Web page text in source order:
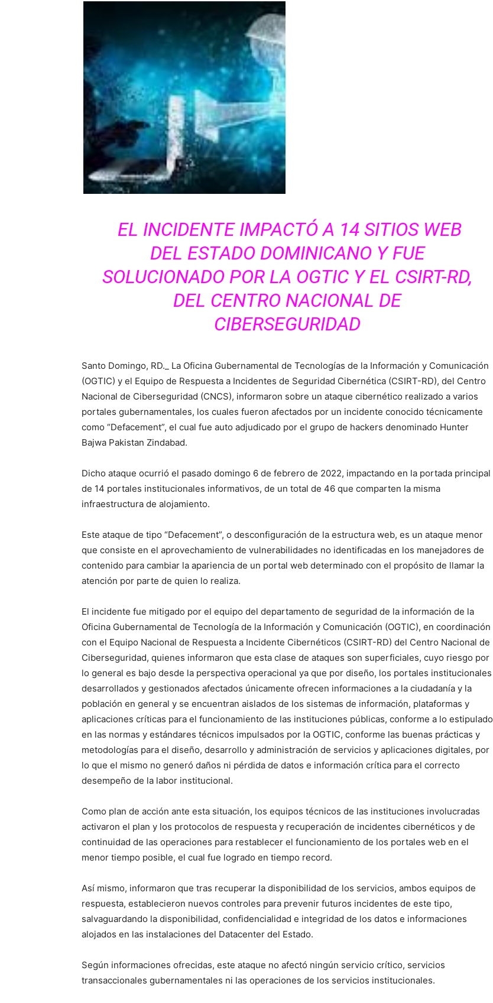
EL INCIDENTE IMPACTÓ A 14 SITIOS WEB
DEL ESTADO DOMINICANO Y FUE
SOLUCIONADO POR LA OGTIC Y EL CSIRT-RD,
DEL CENTRO NACIONAL DE
CIBERSEGURIDAD
Santo Domingo, RD._ La Oficina Gubernamental de Tecnologías de la Información y Comunicación
(OGTIC) y el Equipo de Respuesta a Incidentes de Seguridad Cibernética (CSIRT-RD), del Centro
Nacional de Ciberseguridad (CNCS), informaron sobre un ataque cibernético realizado a varios
portales gubernamentales, los cuales fueron afectados por un incidente conocido técnicamente
como “Defacement”, el cual fue auto adjudicado por el grupo de hackers denominado Hunter
Bajwa Pakistan Zindabad.
Dicho ataque ocurrió el pasado domingo 6 de febrero de 2022, impactando en la portada principal
de 14 portales institucionales informativos, de un total de 46 que comparten la misma
infraestructura de alojamiento.
Este ataque de tipo “Defacement”, o desconfiguración de la estructura web, es un ataque menor
que consiste en el aprovechamiento de vulnerabilidades no identificadas en los manejadores de
contenido para cambiar la apariencia de un portal web determinado con el propósito de llamar la
atención por parte de quien lo realiza.
El incidente fue mitigado por el equipo del departamento de seguridad de la información de la
Oficina Gubernamental de Tecnología de la Información y Comunicación (OGTIC), en coordinación
con el Equipo Nacional de Respuesta a Incidente Cibernéticos (CSIRT-RD) del Centro Nacional de
Ciberseguridad, quienes informaron que esta clase de ataques son superficiales, cuyo riesgo por
lo general es bajo desde la perspectiva operacional ya que por diseño, los portales institucionales
desarrollados y gestionados afectados únicamente ofrecen informaciones a la ciudadanía y la
población en general y se encuentran aislados de los sistemas de información, plataformas y
aplicaciones críticas para el funcionamiento de las instituciones públicas, conforme a lo estipulado
en las normas y estándares técnicos impulsados por la OGTIC, conforme las buenas prácticas y
metodologías para el diseño, desarrollo y administración de servicios y aplicaciones digitales, por
lo que el mismo no generó daños ni pérdida de datos e información crítica para el correcto
desempeño de la labor institucional.
Como plan de acción ante esta situación, los equipos técnicos de las instituciones involucradas
activaron el plan y los protocolos de respuesta y recuperación de incidentes cibernéticos y de
continuidad de las operaciones para restablecer el funcionamiento de los portales web en el
menor tiempo posible, el cual fue logrado en tiempo record.
Así mismo, informaron que tras recuperar la disponibilidad de los servicios, ambos equipos de
respuesta, establecieron nuevos controles para prevenir futuros incidentes de este tipo,
salvaguardando la disponibilidad, confidencialidad e integridad de los datos e informaciones
alojados en las instalaciones del Datacenter del Estado.
Según informaciones ofrecidas, este ataque no afectó ningún servicio crítico, servicios
transaccionales gubernamentales ni las operaciones de los servicios institucionales.